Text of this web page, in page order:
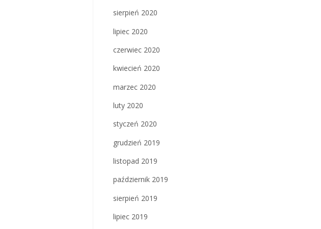
sierpień 2020
lipiec 2020
czerwiec 2020
kwiecień 2020
marzec 2020
luty 2020
styczeń 2020
grudzień 2019
listopad 2019
październik 2019
sierpień 2019
lipiec 2019